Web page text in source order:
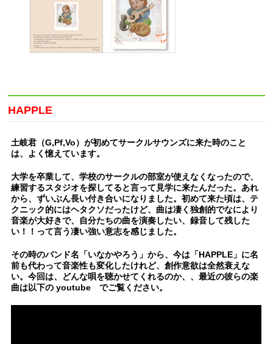
HAPPLE
土岐君（G,Pf,Vo）が初めてサークルサウンズに来た時のこと
は、よく憶えています。
大学を卒業して、学校のサークルの部室が使えなくなったので、
練習するスタジオを探してると言って見学に来たんだった。あれ
から、ずいぶん長い付き合いになりました。初めて来た頃は、テ
クニック的にはヘタクソだったけど、曲は凄く独創的でなにより
音楽が大好きで、自分たちの曲を演奏したい、録音して残した
い！！って言う凄い強い意志を感じました。
その時のバンド名「いなかやろう」から、今は「HAPPLE」に名
前も代わって音楽性も変化したけれど、創作意欲は全然衰えな
い。今回は、どんな唄を聴かせてくれるのか、、最近の彼らの楽
曲は以下の youtube でご覧ください。